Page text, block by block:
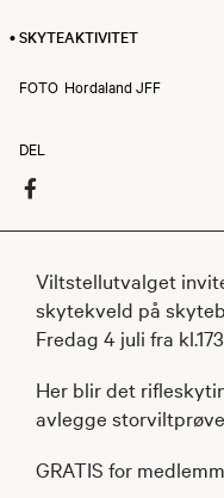
• SKYTEAKTIVITET
FOTO Hordaland JFF
DEL
Viltstellutvalget
skytekveld på
Fredag 4 juli fra
Her blir det
avlegge
GRATIS for